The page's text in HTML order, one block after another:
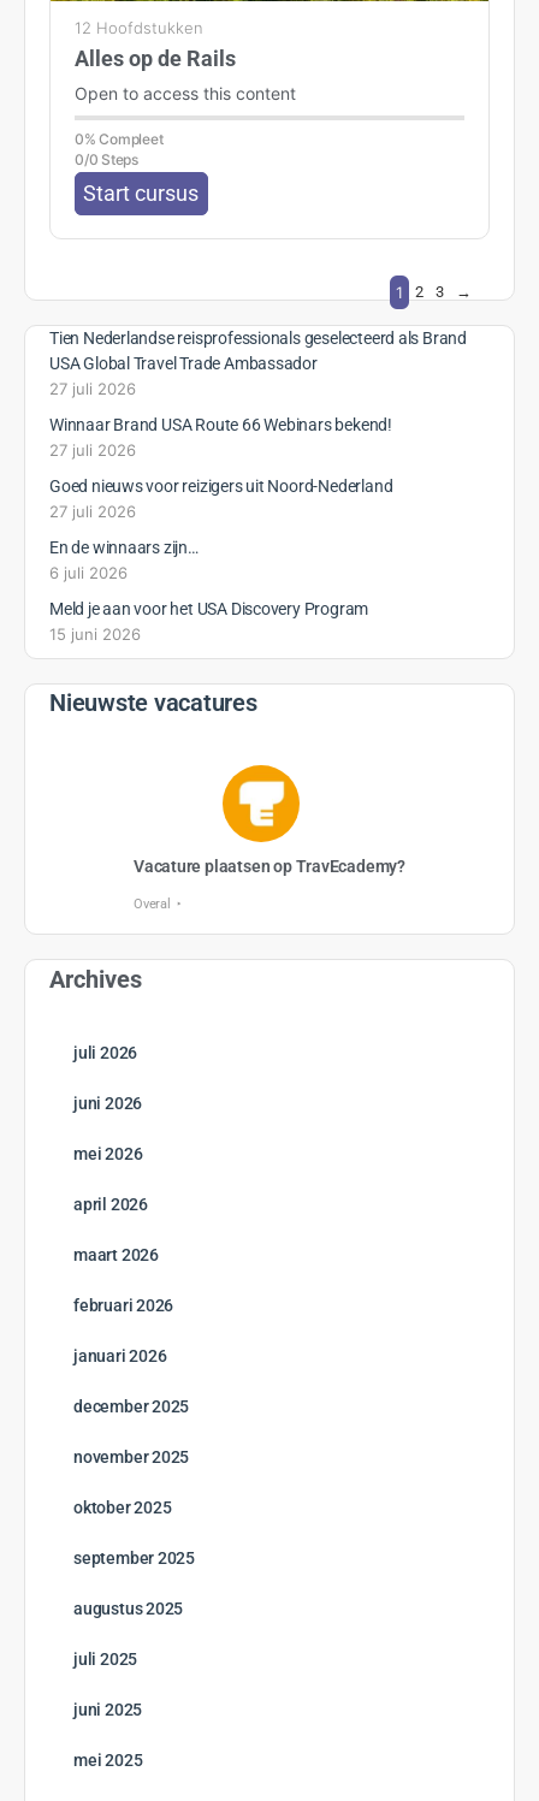
12 Hoofdstukken
Alles op de Rails
Open to access this content
0% Compleet
0/0 Steps
Start cursus
1 2 3 →
Tien Nederlandse reisprofessionals geselecteerd als Brand
USA Global Travel Trade Ambassador
27 juli 2026
Winnaar Brand USA Route 66 Webinars bekend!
27 juli 2026
Goed nieuws voor reizigers uit Noord-Nederland
27 juli 2026
En de winnaars zijn…
6 juli 2026
Meld je aan voor het USA Discovery Program
15 juni 2026
Nieuwste vacatures
Vacature plaatsen op TravEcademy?
Overal
Archives
juli 2026
juni 2026
mei 2026
april 2026
maart 2026
februari 2026
januari 2026
december 2025
november 2025
oktober 2025
september 2025
augustus 2025
juli 2025
juni 2025
mei 2025